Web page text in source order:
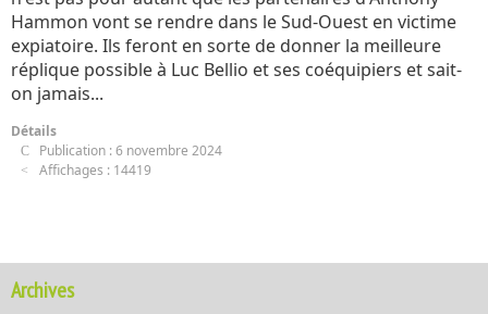
Hammon vont se rendre dans le Sud-Ouest en victime
expiatoire. Ils feront en sorte de donner la meilleure
réplique possible à Luc Bellio et ses coéquipiers et sait-
on jamais...
Détails
Publication : 6 novembre 2024
Affichages : 14419
Archives